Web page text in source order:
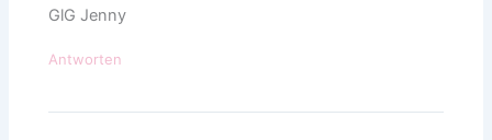
GlG Jenny
Antworten